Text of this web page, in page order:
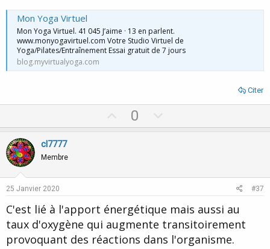
Mon Yoga Virtuel
Mon Yoga Virtuel. 41 045 J’aime · 13 en parlent.
www.monyogavirtuel.com Votre Studio Virtuel de
Yoga/Pilates/Entraînement Essai gratuit de 7 jours
blog.myvirtualyoga.com
Citer
p
t
0
o
v
e
cl7777
Membre
25 Janvier 2020 #37
C'est lié à l'apport énergétique mais aussi au
taux d'oxygène qui augmente transitoirement
provoquant des réactions dans l'organisme.